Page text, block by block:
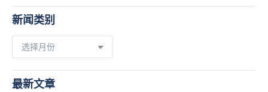
新闻类别
类
别
最新文章